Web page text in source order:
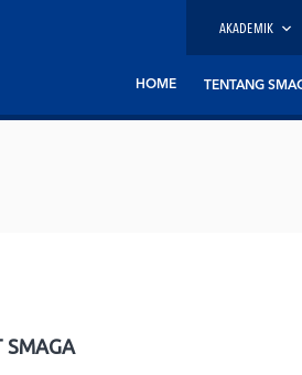
AKADEMIK
HOME TENTANG
SMAGA